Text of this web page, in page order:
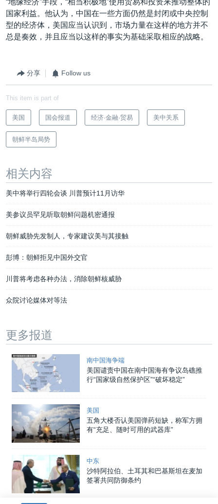
国家利益。他认为，中国在一些方面仍然是封闭或中央控制
型的经济体，美国应当认识到，市场力量在这样的地方并不
总是奏效，并且应当以这样的事实为基础采取相应的战略。
分享 Follow us
This item is part of
美国 国会报道 经济·金融·贸易 美中关系
朝鲜半岛局势
相关内容
美中将举行四轮会谈 川普预计11月访华
美参议员罕见听取朝鲜问题机密通报
朝鲜威胁先发制人，专家建议美与其接触
彭博：朝鲜拒见中国外交官
川普将考虑各种办法，消除朝鲜核威胁
众院讨论媒体对等法
更多报道
南中国海争端
美国谴责中国在南中国海有争议岛礁推
行“国家级自然保护区”“破坏稳定”
美国
五角大楼否认美国弹药短缺，称军方拥
有“充足、随时可用的武器库”
中东
沙特阿拉伯、土耳其和巴基斯坦在麦加
签署共同防御条约